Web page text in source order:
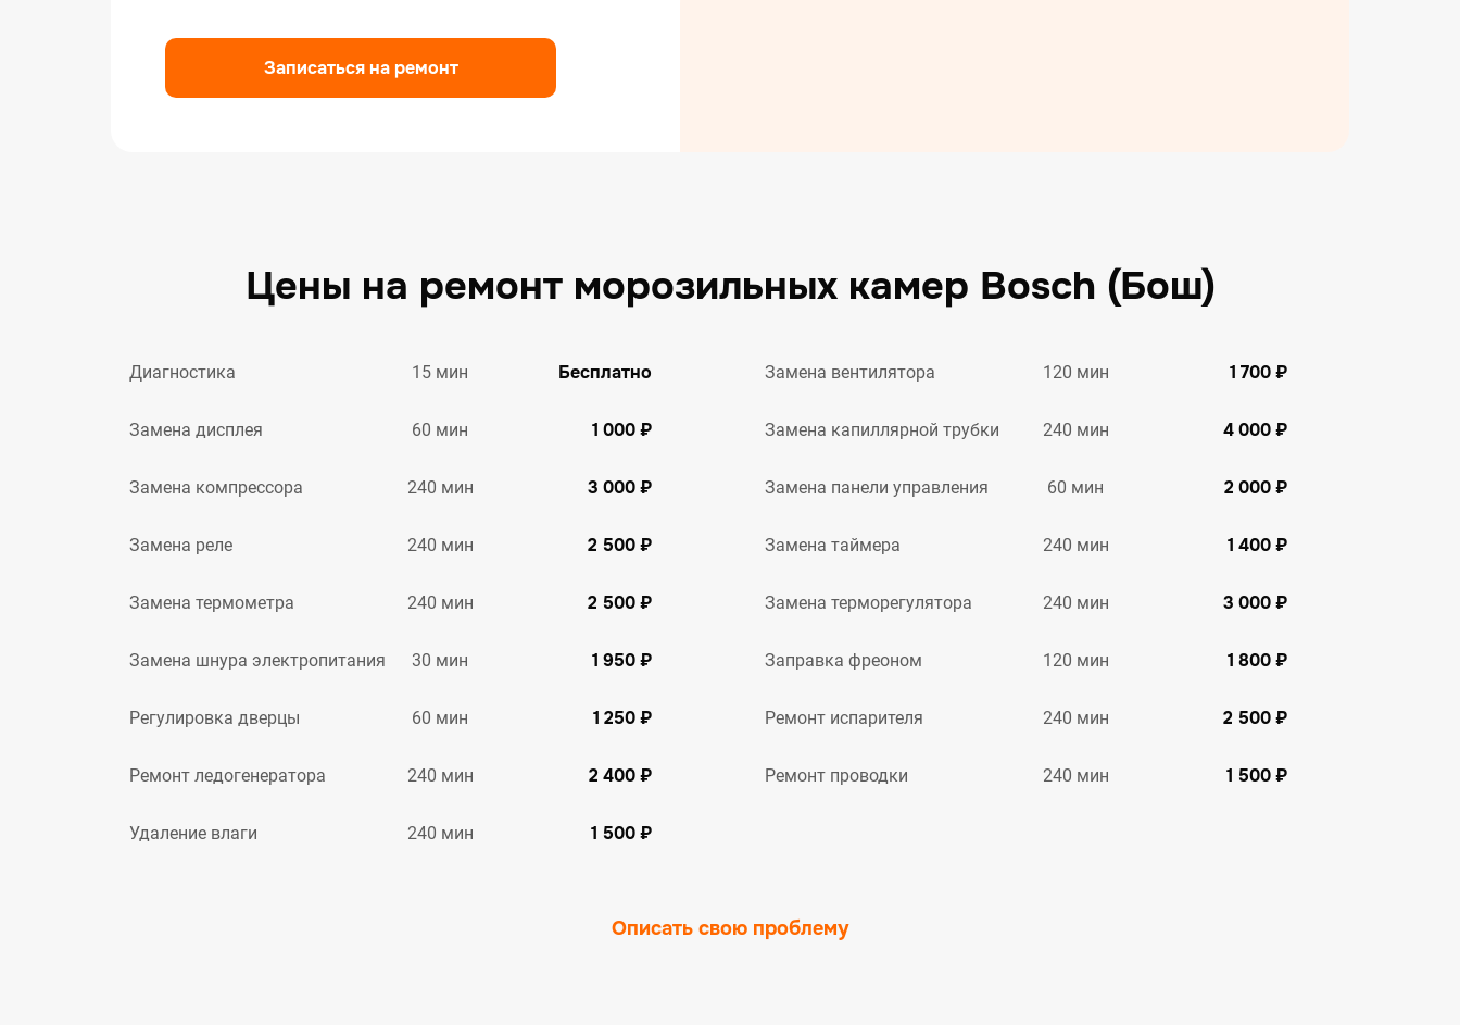
Ремонт холодильников
Ремонт электрических плит
Записаться на ремонт
Цены на ремонт морозильных камер Bosch (Бош)
Диагностика 15 мин Бесплатно Замена вентилятора 120 мин 1 700 ₽
Замена дисплея 60 мин 1 000 ₽ Замена капиллярной трубки 240 мин 4 000 ₽
Замена компрессора 240 мин 3 000 ₽ Замена панели управления 60 мин 2 000 ₽
Замена реле 240 мин 2 500 ₽ Замена таймера 240 мин 1 400 ₽
Замена термометра 240 мин 2 500 ₽ Замена терморегулятора 240 мин 3 000 ₽
Замена шнура электропитания 30 мин 1 950 ₽ Заправка фреоном 120 мин 1 800 ₽
Регулировка дверцы 60 мин 1 250 ₽ Ремонт испарителя 240 мин 2 500 ₽
Ремонт ледогенератора 240 мин 2 400 ₽ Ремонт проводки 240 мин 1 500 ₽
Удаление влаги 240 мин 1 500 ₽
Описать свою проблему